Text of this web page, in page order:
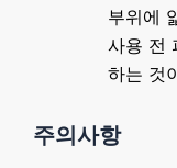
부위에
사용 전
하는 것
주의사항